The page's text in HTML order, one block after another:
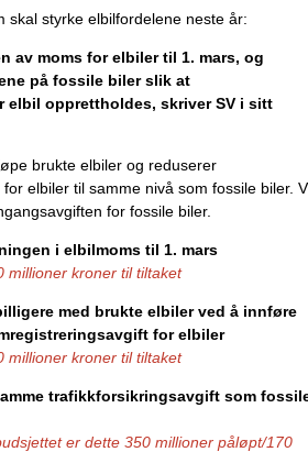
skal styrke elbilfordelene neste år:
av moms for elbiler til 1. mars, og
på fossile biler slik at
elbil opprettholdes, skriver SV i sitt
brukte elbiler og reduserer
elbiler til samme nivå som fossile biler.
for fossile biler.
i elbilmoms til 1. mars
millioner kroner til tiltaket
med brukte elbiler ved å innføre
for elbiler
millioner kroner til tiltaket
trafikkforsikringsavgift som
er dette 350 millioner påløpt/170